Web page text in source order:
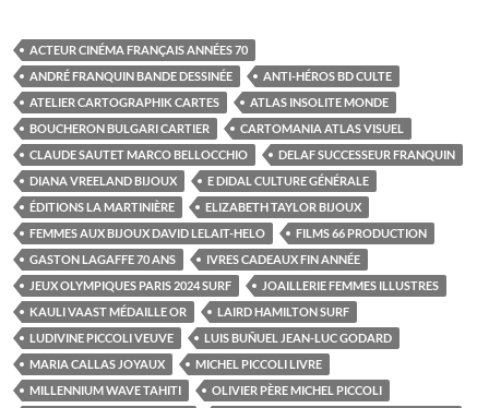
ACTEUR CINÉMA FRANÇAIS ANNÉES 70
ANDRÉ FRANQUIN BANDE DESSINÉE
ANTI-HÉROS BD CULTE
ATELIER CARTOGRAPHIK CARTES
ATLAS INSOLITE MONDE
BOUCHERON BULGARI CARTIER
CARTOMANIA ATLAS VISUEL
CLAUDE SAUTET MARCO BELLOCCHIO
DELAF SUCCESSEUR FRANQUIN
DIANA VREELAND BIJOUX
E DIDAL CULTURE GÉNÉRALE
ÉDITIONS LA MARTINIÈRE
ELIZABETH TAYLOR BIJOUX
FEMMES AUX BIJOUX DAVID LELAIT-HELO
FILMS 66 PRODUCTION
GASTON LAGAFFE 70 ANS
IVRES CADEAUX FIN ANNÉE
JEUX OLYMPIQUES PARIS 2024 SURF
JOAILLERIE FEMMES ILLUSTRES
KAULI VAAST MÉDAILLE OR
LAIRD HAMILTON SURF
LUDIVINE PICCOLI VEUVE
LUIS BUÑUEL JEAN-LUC GODARD
MARIA CALLAS JOYAUX
MICHEL PICCOLI LIVRE
MILLENNIUM WAVE TAHITI
OLIVIER PÈRE MICHEL PICCOLI